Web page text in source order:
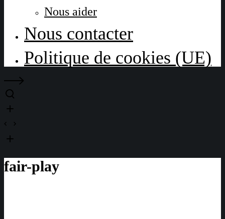
Nous aider
Nous contacter
Politique de cookies (UE)
fair-play